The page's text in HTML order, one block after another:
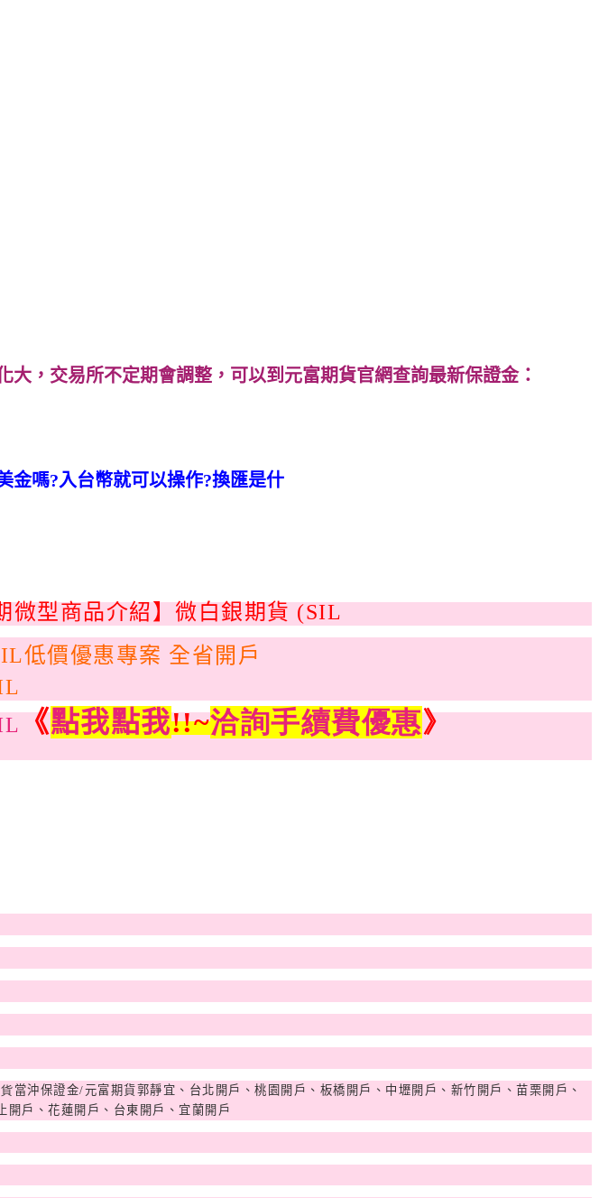
大，交易所不定期會調整，可以到元富期貨官網查詢最新保證金：
金嗎?入台幣就可以操作?換匯是什
低價優惠專案 全省開戶
《點我點我!!~洽詢手續費優惠》
當沖保證金/元富期貨郭靜宜、台北開戶、桃園開戶、板橋開戶、中壢開戶、新竹開戶、苗栗開戶、
開戶、花蓮開戶、台東開戶、宜蘭開戶